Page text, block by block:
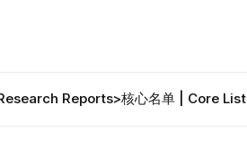
Reports>核心名单 | Core List